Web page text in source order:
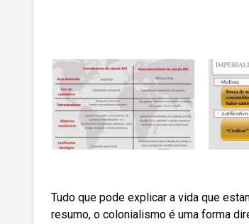
Tudo que pode explicar a vida que
resumo, o colonialismo é uma forma